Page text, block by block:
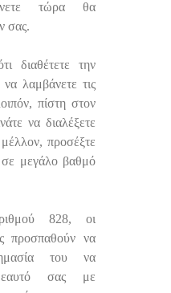
τώρα θα
σας.
διαθέτετε την
λαμβάνετε τις
πίστη στον
να διαλέξετε
προσέξτε
σε μεγάλο βαθμό
828, οι
προσπαθούν να
του να
εαυτό σας με